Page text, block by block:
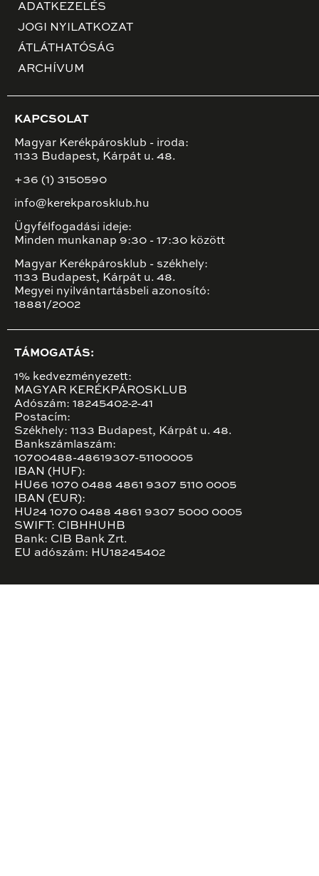
ADATKEZELÉS
JOGI NYILATKOZAT
ÁTLÁTHATÓSÁG
ARCHÍVUM
KAPCSOLAT
Magyar Kerékpárosklub - iroda:
1133 Budapest, Kárpát u. 48.
+36 (1) 3150590
info@kerekparosklub.hu
Ügyfélfogadási ideje:
Minden munkanap 9:30 - 17:30 között
Magyar Kerékpárosklub - székhely:
1133 Budapest, Kárpát u. 48.
Megyei nyilvántartásbeli azonosító:
18881/2002
TÁMOGATÁS:
1% kedvezményezett:
MAGYAR KERÉKPÁROSKLUB
Adószám: 18245402-2-41
Postacím:
Székhely: 1133 Budapest, Kárpát u. 48.
Bankszámlaszám:
10700488-48619307-51100005
IBAN (HUF):
HU66 1070 0488 4861 9307 5110 0005
IBAN (EUR):
HU24 1070 0488 4861 9307 5000 0005
SWIFT: CIBHHUHB
Bank: CIB Bank Zrt.
EU adószám: HU18245402